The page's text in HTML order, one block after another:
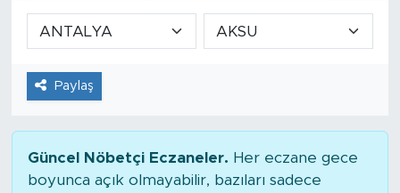
Paylaş
Güncel Nöbetçi Eczaneler. Her eczane gece
boyunca açık olmayabilir, bazıları sadece